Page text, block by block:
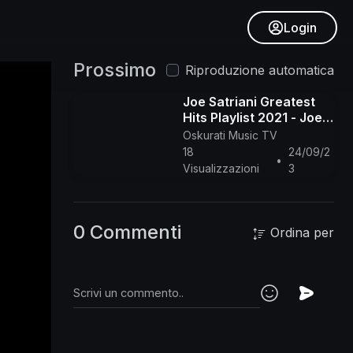
Login
Prossimo
Riproduzione automatica
Joe Satriani Greatest
Hits Playlist 2021 - Joe
Satriani Best Guitar
Songs Collection Of All
Time
Oskurati Music TV
18
Visualizzazioni
•
24/09/2
3
0 Commenti Ordina per